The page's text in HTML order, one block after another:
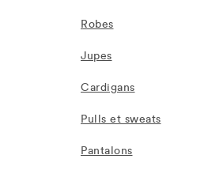
Robes
Jupes
Cardigans
Pulls et sweats
Pantalons